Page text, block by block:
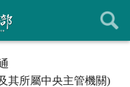
其所屬中央主管機關)